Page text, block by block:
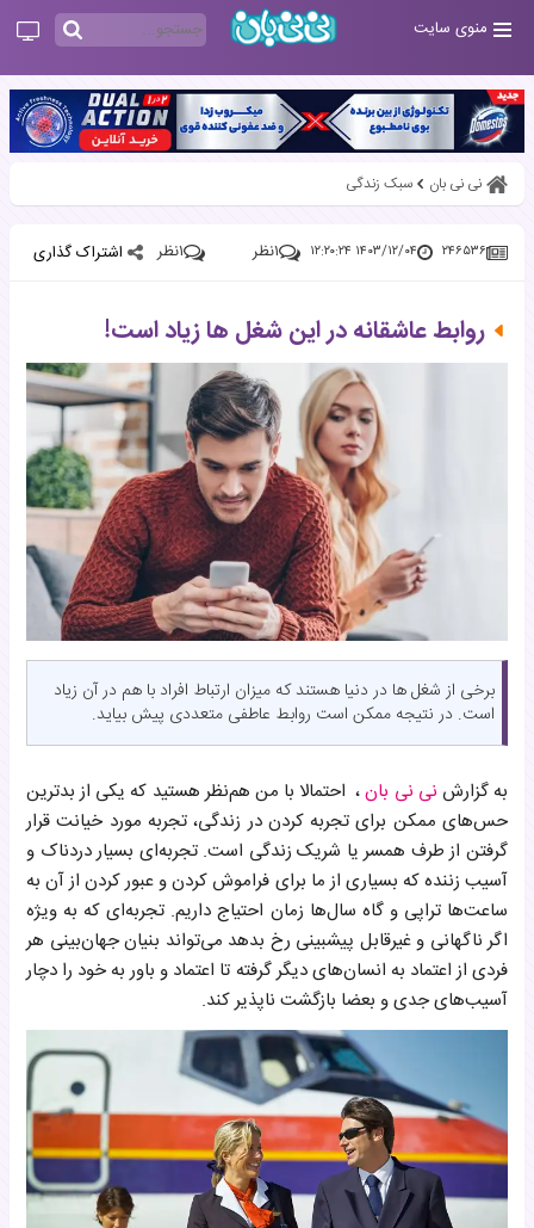
منوی سایت
نی نی بان سبک زندگی
۲۴۶۵۳۶ ۱۴۰۳/۱۲/۰۴ ۱۲:۲۰:۲۴ ۱نظر ۱نظر اشتراک گذاری
روابط عاشقانه در این شغل ها زیاد است!
برخی از شغل ها در دنیا هستند که میزان ارتباط افراد با هم در آن زیاد
است. در نتیجه ممکن است روابط عاطفی متعددی پیش بیاید.
به گزارش نی نی بان، احتمالا با من هم‌نظر هستید که یکی از بدترین
حس‌های ممکن برای تجربه کردن در زندگی، تجربه مورد خیانت قرار
گرفتن از طرف همسر یا شریک زندگی است. تجربه‌ای بسیار دردناک و
آسیب زننده که بسیاری از ما برای فراموش کردن و عبور کردن از آن به
ساعت‌ها تراپی و گاه سال‌ها زمان احتیاج داریم. تجربه‌ای که به ویژه
اگر ناگهانی و غیرقابل پیشبینی رخ بدهد می‌تواند بنیان جهان‌بینی هر
فردی از اعتماد به انسان‌های دیگر گرفته تا اعتماد و باور به خود را دچار
آسیب‌های جدی و بعضا بازگشت ناپذیر کند.